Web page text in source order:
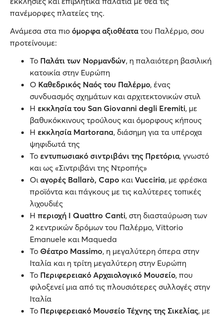
πανέμορφες πλατείες της.
Ανάμεσα στα πιο όμορφα αξιοθέατατου Παλέρμο, σου
προτείνουμε:
Το Παλάτι των Νορμανδών, η παλαιότερη βασιλική
κατοικία στην Ευρώπη
Ο Καθεδρικός Ναός του Παλέρμο, ένας
συνδυασμός σχημάτων και αρχιτεκτονικών στυλ
Η εκκλησία του San Giovanni degli Eremiti, με
βαθυκόκκινους τρούλους και όμορφους κήπους
Η εκκλησία Martorana, διάσημη για τα υπέροχα
ψηφιδωτά της
Το εντυπωσιακό σιντριβάνι της Πρετόρια, γνωστό
και ως «Σιντριβάνι της Ντροπής»
Οι αγορές Ballarò, Capo και Vucciria, με φρέσκα
προϊόντα και πάγκους με τις καλύτερες τοπικές
λιχουδιές
Η περιοχή I Quattro Canti, στη διασταύρωση των
2 κεντρικών δρόμων του Παλέρμο, Vittorio
Emanuele και Maqueda
Το Θέατρο Massimo, η μεγαλύτερη όπερα στην
Ιταλία και η τρίτη μεγαλύτερη στην Ευρώπη
Το Περιφερειακό Αρχαιολογικό Μουσείο, που
φιλοξενεί μια από τις πλουσιότερες συλλογές στην
Ιταλία
Το Περιφερειακό Μουσείο Τέχνης της Σικελίας, με